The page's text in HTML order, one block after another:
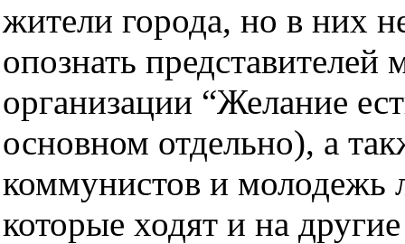
жители города, но в них
опознать
организации “Желание
основном отдельно), а
коммунистов и молодежь
которые ходят и на